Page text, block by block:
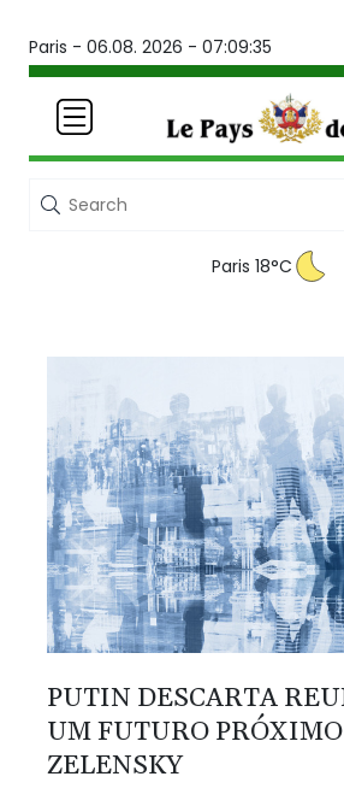
Paris - 06.08. 2026 - 07:09:35
Paris 18°C
PUTIN DESCARTA
UM FUTURO
ZELENSKY